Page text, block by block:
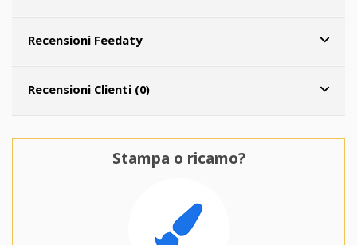
Recensioni Feedaty
Recensioni Clienti (0)
Stampa o ricamo?